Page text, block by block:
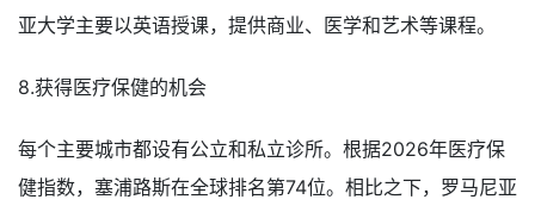
亚大学主要以英语授课，提供商业、医学和艺术等课程。
8.获得医疗保健的机会
每个主要城市都设有公立和私立诊所。根据2026年医疗保
健指数，塞浦路斯在全球排名第74位。相比之下，罗马尼亚